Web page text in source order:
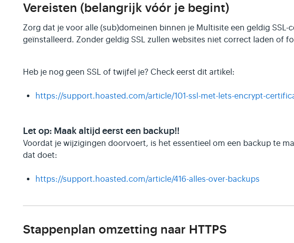
Vereisten (belangrijk vóór je begint)
Zorg dat je voor alle (sub)domeinen binnen je Multisite een geldig SSL-
geïnstalleerd. Zonder geldig SSL zullen websites niet correct laden of
Heb je nog geen SSL of twijfel je? Check eerst dit artikel:
https://support.hoasted.com/article/101-ssl-met-lets-encrypt-
Let op: Maak altijd eerst een backup!!
Voordat je wijzigingen doorvoert, is het essentieel om een backup te
dat doet:
https://support.hoasted.com/article/416-alles-over-backups
Stappenplan omzetting naar HTTPS